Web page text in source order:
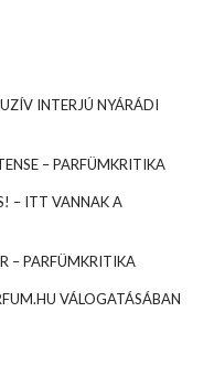
INTERJÚ NYÁRÁDI
– PARFÜMKRITIKA
– ITT VANNAK A
– PARFÜMKRITIKA
VÁLOGATÁSÁBAN